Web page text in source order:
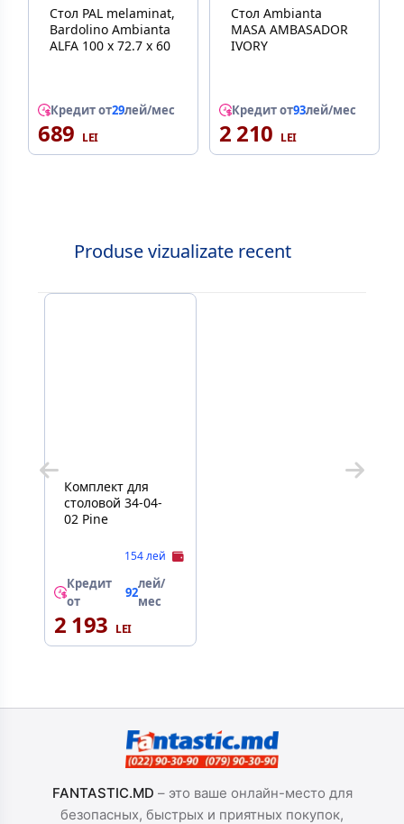
Стол PAL melaminat,
Bardolino Ambianta
ALFA 100 x 72.7 x 60
Кредит от29лей/мес
689
Стол Ambianta
MASA AMBASADOR
IVORY
Кредит от93лей/мес
2 210
Produse vizualizate recent
Комплект для
столовой 34-04-
02 Pine
154 лей
Кредит
от
92
лей/
мес
2 193
FANTASTIC.MD – это ваше онлайн-место для
безопасных, быстрых и приятных покупок,